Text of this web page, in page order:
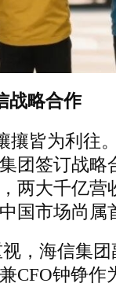
战略合作
攘皆为利往
团签订战略
两大千亿营
国市场尚属
，海信集
CFO钟铮作